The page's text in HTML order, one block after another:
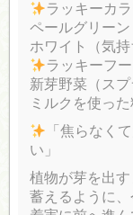
ラッキーカ
ペールグリーン
ホワイト（気
ラッキーフ
新芽野菜（スプ
ミルクを使っ
「焦らなく
い」
植物が芽を出
蓄えるように